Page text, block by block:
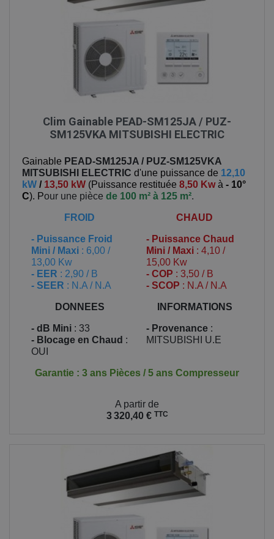
Clim Gainable PEAD-SM125JA / PUZ-
SM125VKA MITSUBISHI ELECTRIC
Gainable PEAD-SM125JA / PUZ-SM125VKA
MITSUBISHI ELECTRIC d'une puissance de 12,10
kW / 13,50 kW (Puissance restituée 8,50 Kwà - 10°
C). Pour une pièce de 100 m² à 125 m².
FROID
- Puissance Froid
Mini / Maxi : 6,00 /
13,00 Kw
- EER : 2,90 / B
- SEER : N.A / N.A
CHAUD
- Puissance Chaud
Mini / Maxi : 4,10 /
15,00 Kw
- COP : 3,50 / B
- SCOP : N.A / N.A
DONNEES
- dB Mini : 33
- Blocage en Chaud :
OUI
INFORMATIONS
- Provenance :
MITSUBISHI U.E
Garantie : 3 ans Pièces / 5 ans Compresseur
A partir de
3 320,40 € TTC